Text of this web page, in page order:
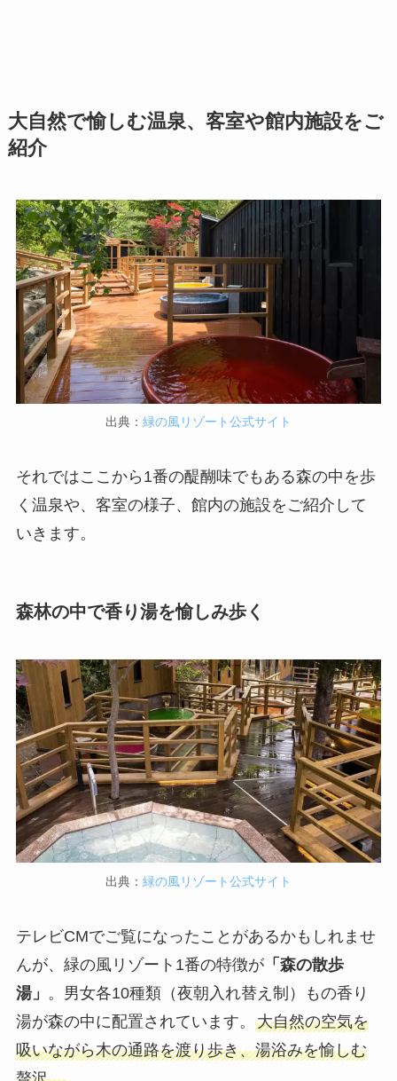
大自然で愉しむ温泉、客室や館内施設をご
紹介
出典： 緑の風リゾート公式サイト
それではここから1番の醍醐味でもある森の中を歩
く温泉や、客室の様子、館内の施設をご紹介して
いきます。
森林の中で香り湯を愉しみ歩く
出典： 緑の風リゾート公式サイト
テレビCMでご覧になったことがあるかもしれませ
んが、緑の風リゾート1番の特徴が「森の散歩
湯」 。男女各10種類（夜朝入れ替え制）もの香り
湯が森の中に配置されています。 大自然の空気を
吸いながら木の通路を渡り歩き、湯浴みを愉しむ